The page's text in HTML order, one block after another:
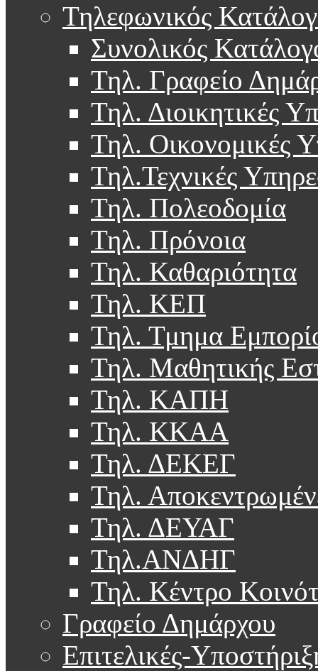
Τηλεφωνικός
Συνολικός
Τηλ. Γραφείο
Τηλ. Διοικητικές
Τηλ. Οικονομικές
Τηλ.Τεχνικές
Τηλ. Πολεοδομία
Τηλ. Πρόνοια
Τηλ. Καθαριότητα
Τηλ. ΚΕΠ
Τηλ. Τμημα
Τηλ. Μαθητικής
Τηλ. ΚΑΠΗ
Τηλ. ΚΚΑΑ
Τηλ. ΔΕΚΕΓ
Τηλ.
Τηλ. ΔΕΥΑΓ
Τηλ.ΑΝΔΗΓ
Τηλ. Κέντρο
Γραφείο Δημάρχου
Επιτελικές-